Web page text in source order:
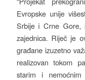
Evropske unije
Srbije i Crne Gore,
zajednica. Riječ je
građane izuzetno
realizovan tokom
starim i